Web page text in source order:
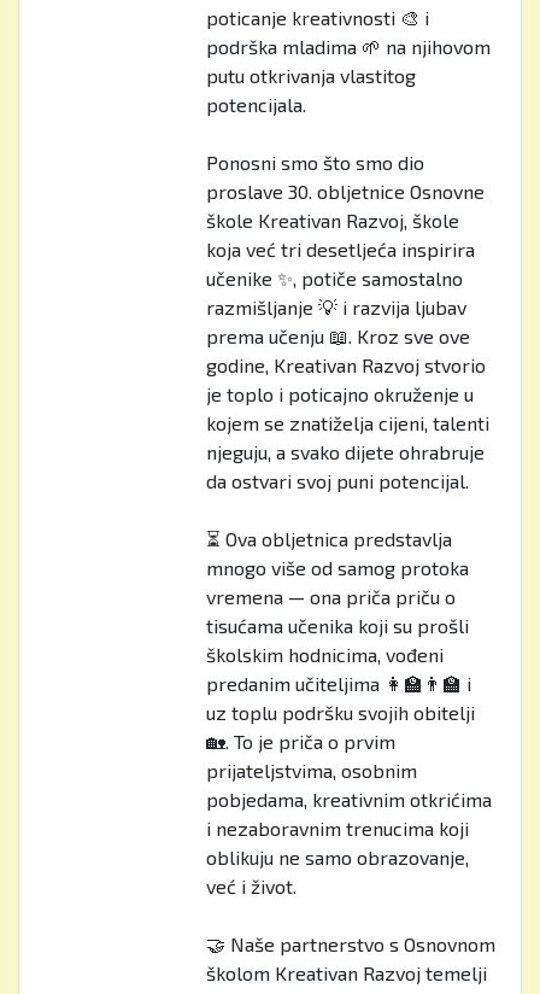
poticanje kreativnosti 🎨 i
podrška mladima 🌱 na njihovom
putu otkrivanja vlastitog
potencijala.
Ponosni smo što smo dio
proslave 30. obljetnice Osnovne
škole Kreativan Razvoj, škole
koja već tri desetljeća inspirira
učenike ✨, potiče samostalno
razmišljanje 💡 i razvija ljubav
prema učenju 📖. Kroz sve ove
godine, Kreativan Razvoj stvorio
je toplo i poticajno okruženje u
kojem se znatiželja cijeni, talenti
njeguju, a svako dijete ohrabruje
da ostvari svoj puni potencijal.
⏳ Ova obljetnica predstavlja
mnogo više od samog protoka
vremena — ona priča priču o
tisućama učenika koji su prošli
školskim hodnicima, vođeni
predanim učiteljima 👩‍🏫👨‍🏫 i
uz toplu podršku svojih obitelji
🏡. To je priča o prvim
prijateljstvima, osobnim
pobjedama, kreativnim otkrićima
i nezaboravnim trenucima koji
oblikuju ne samo obrazovanje,
već i život.
🤝 Naše partnerstvo s Osnovnom
školom Kreativan Razvoj temelji